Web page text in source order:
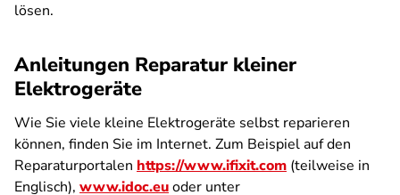
lösen.
Anleitungen Reparatur kleiner
Elektrogeräte
Wie Sie viele kleine Elektrogeräte selbst reparieren
können, finden Sie im Internet. Zum Beispiel auf den
Reparaturportalen https://www.ifixit.com (teilweise in
Englisch), www.idoc.euoder unter